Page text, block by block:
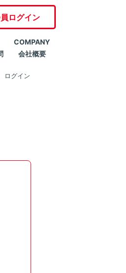
ログイン
COMPANY
会社概要
ログイン